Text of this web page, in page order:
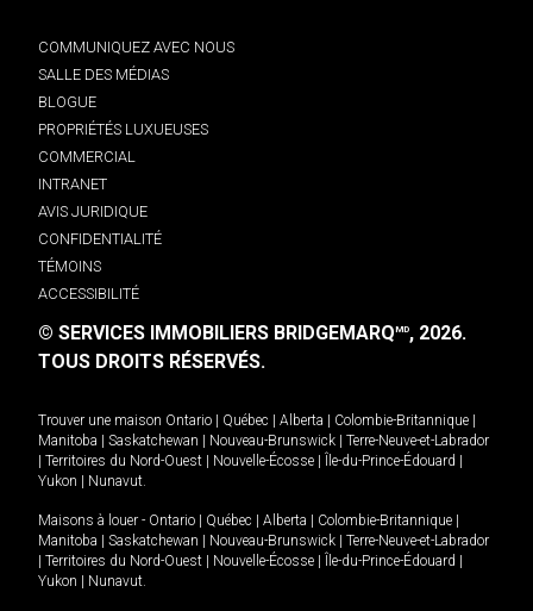
COMMUNIQUEZ AVEC NOUS
SALLE DES MÉDIAS
BLOGUE
PROPRIÉTÉS LUXUEUSES
COMMERCIAL
INTRANET
AVIS JURIDIQUE
CONFIDENTIALITÉ
TÉMOINS
ACCESSIBILITÉ
© SERVICES IMMOBILIERS BRIDGEMARQMD, 2026.
TOUS DROITS RÉSERVÉS.
Trouver une maison Ontario Québec Alberta Colombie-Britannique
Manitoba
Saskatchewan Nouveau-Brunswick
Terre-Neuve-et-Labrador
Territoires du Nord-Ouest Nouvelle-Écosse Île-du-Prince-Édouard
Yukon
Nunavut.
Maisons à louer - Ontario Québec Alberta Colombie-Britannique
Manitoba
Saskatchewan Nouveau-Brunswick
Terre-Neuve-et-Labrador
Territoires du Nord-Ouest Nouvelle-Écosse Île-du-Prince-Édouard
Yukon
Nunavut.